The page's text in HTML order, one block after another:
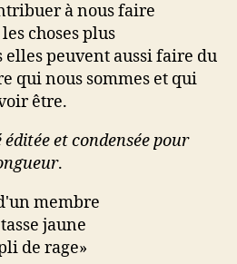
à nous faire
choses plus
peuvent aussi faire du
qui nous sommes et qui
être.
et condensée pour
.